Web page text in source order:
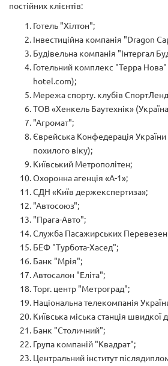
постійних клієнтів:
Готель "Хілтон";
Інвестиційна компанія "Dragon
Будівельна компанія "Інтергал
Готельний комплекс "Терра
hotel.com);
Мережа спорту. клубів
ТОВ «Хенкель Баутехнік»
"Агромат";
Єврейська Конфедерація
похилого віку);
Київський Метрополітен;
Охоронна агенція «А-1»;
СДН «Київ держекспертиза»;
"Автосоюз";
"Прага-Авто";
Служба Пасажирських
БЕФ "Турбота-Хасед";
Банк "Мрія";
Автосалон "Еліта";
Торг. центр "Метроград";
Національна телекомпанія
Київська міська станція швидкої
Банк "Столичний";
Група компаній "Квадрат";
Центральний інститут